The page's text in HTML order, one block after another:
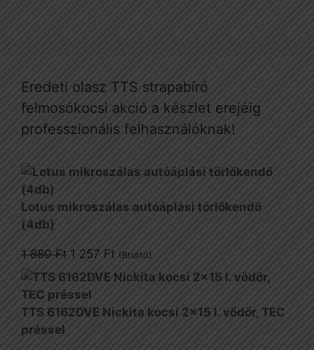
Eredeti olasz TTS strapabíró
felmosókocsi akció a készlet erejéig
professzionális felhasználóknak!
Lotus mikroszálas autóáplási törlőkendő
(4db)
1 880Ft Original
price
was:
1
1 257 FtCurrent
price
(Bruttó)
TTS 6162DVE Nickita kocsi 2x15 l. vödör, TEC
préssel